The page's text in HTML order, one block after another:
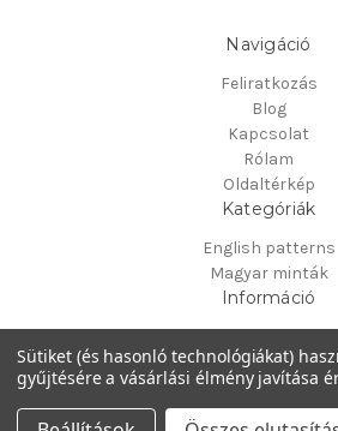
Navigáció
Feliratkozás
Blog
Kapcsolat
Rólam
Oldaltérkép
Kategóriák
English patterns
Magyar minták
Információ
Hungary
Működteti
© 2026
Sütiket (és hasonló technológiákat)
gyűjtésére a vásárlási élmény javítása